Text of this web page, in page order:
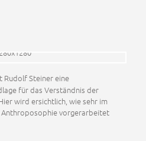
Rudolf Steiner eine
für das Verständnis der
wird ersichtlich, wie sehr im
vorgerarbeitet